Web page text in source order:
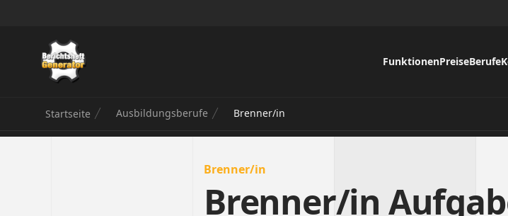
Berichtsheft Generator
FunktionenPreiseBerufe
Startseite Ausbildungsberufe Brenner/in
Brenner/in
Brenner/in